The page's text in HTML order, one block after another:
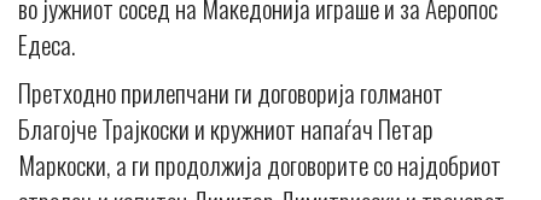
во јужниот сосед на Македонија играше и за Аеропос
Едеса.
Претходно прилепчани ги договорија голманот
Благојче Трајкоски и кружниот напаѓач Петар
Маркоски, а ги продолжија договорите со најдобриот